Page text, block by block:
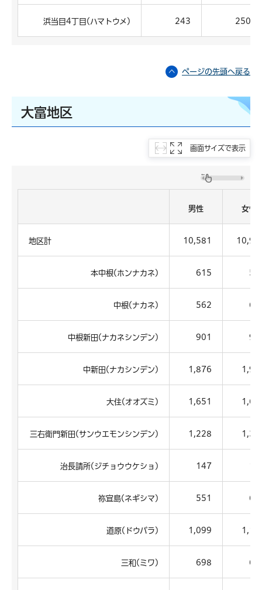
浜当目4丁目(ハマトウメ) 243 250
ページの先頭へ戻る
大富地区
画面サイズで表示
男性 女性
地区計 10,581
本中根(ホンナカネ) 615
中根(ナカネ) 562
中根新田(ナカネシンデン) 901
中新田(ナカシンデン) 1,876
大住(オオズミ) 1,651
三右衛門新田(サンウエモンシンデン) 1,228
治長請所(ジチョウウケショ) 147
祢宜島(ネギシマ) 551
道原(ドウバラ) 1,099
三和(ミワ) 698